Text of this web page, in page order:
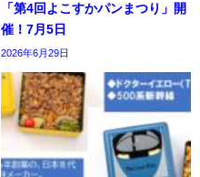
「第4回よこすかパンまつり」開
催！7月5日
2026年6月29日